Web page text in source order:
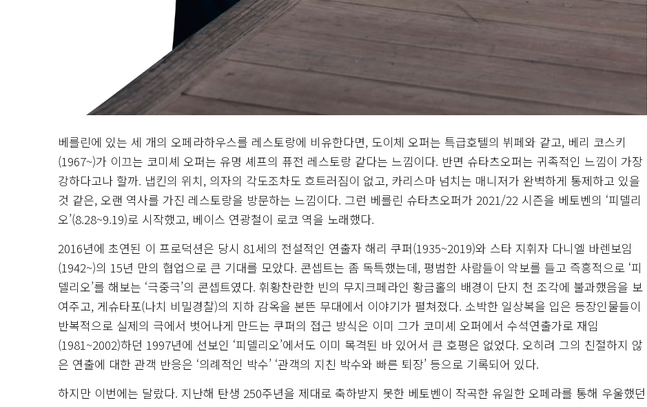
베를린에 있는 세 개의 오페라하우스를 레스토랑에 비유한다면, 도이체 오퍼는 특급호텔의 뷔페와 같고, 베리 코스키
(1967~)가 이끄는 코미셰 오퍼는 유명 셰프의 퓨전 레스토랑 같다는 느낌이다. 반면 슈타츠오퍼는 귀족적인 느낌이 가장
강하다고나 할까. 냅킨의 위치, 의자의 각도조차도 흐트러짐이 없고, 카리스마 넘치는 매니저가 완벽하게 통제하고 있을
것 같은, 오랜 역사를 가진 레스토랑을 방문하는 느낌이다. 그런 베를린 슈타츠오퍼가 2021/22 시즌을 베토벤의 ‘피델리
오’(8.28~9.19)로 시작했고, 베이스 연광철이 로코 역을 노래했다.
2016년에 초연된 이 프로덕션은 당시 81세의 전설적인 연출자 해리 쿠퍼(1935~2019)와 스타 지휘자 다니엘 바렌보임
(1942~)의 15년 만의 협업으로 큰 기대를 모았다. 콘셉트는 좀 독특했는데, 평범한 사람들이 악보를 들고 즉흥적으로 ‘피
델리오’를 해보는 ‘극중극’의 콘셉트였다. 휘황찬란한 빈의 무지크페라인 황금홀의 배경이 단지 천 조각에 불과했음을 보
여주고, 게슈타포(나치 비밀경찰)의 지하 감옥을 본뜬 무대에서 이야기가 펼쳐졌다. 소박한 일상복을 입은 등장인물들이
반복적으로 실제의 극에서 벗어나게 만드는 쿠퍼의 접근 방식은 이미 그가 코미셰 오퍼에서 수석연출가로 재임
(1981~2002)하던 1997년에 선보인 ‘피델리오’에서도 이미 목격된 바 있어서 큰 호평은 없었다. 오히려 그의 친절하지 않
은 연출에 대한 관객 반응은 ‘의례적인 박수’ ‘관객의 지친 박수와 빠른 퇴장’ 등으로 기록되어 있다.
하지만 이번에는 달랐다. 지난해 탄생 250주년을 제대로 축하받지 못한 베토벤이 작곡한 유일한 오페라를 통해 우울했던